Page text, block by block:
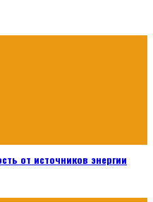
от источников энергии